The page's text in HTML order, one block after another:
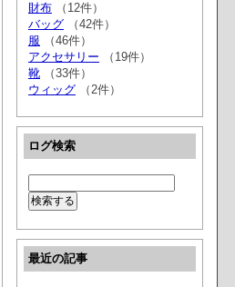
財布 （12件）
バッグ （42件）
服 （46件）
アクセサリー （19件）
靴 （33件）
ウィッグ （2件）
ログ検索
最近の記事